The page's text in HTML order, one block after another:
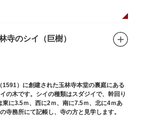
寺のシイ（巨樹）
）に創建された玉林寺本堂の裏庭にある
の木です。シイの種類はスダジイで、幹回り
に3.5ｍ、西に2ｍ、南に7.5ｍ、北に4ｍあ
寺務所にて記帳し、寺の方と見学します。